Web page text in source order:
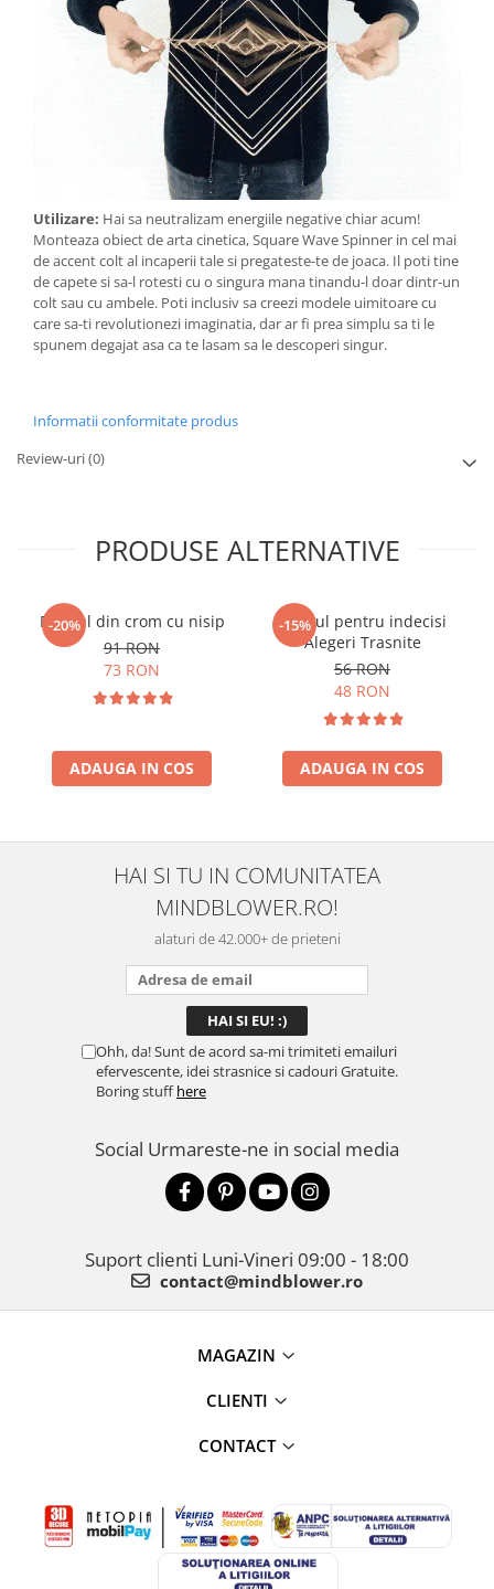
Utilizare: Hai sa neutralizam energiile negative chiar acum!
Monteaza obiect de arta cinetica, Square Wave Spinner in cel mai
de accent colt al incaperii tale si pregateste-te de joaca. Il poti tine
de capete si sa-l rotesti cu o singura mana tinandu-l doar dintr-un
colt sau cu ambele. Poti inclusiv sa creezi modele uimitoare cu
care sa-ti revolutionezi imaginatia, dar ar fi prea simplu sa ti le
spunem degajat asa ca te lasam sa le descoperi singur.
Informatii conformitate produs
Review-uri(0)
PRODUSE ALTERNATIVE
-20%
Pendul din crom cu nisip
91 RON
73 RON
ADAUGA IN COS
-15%
Pendul pentru indecisi
Alegeri Trasnite
56 RON
48 RON
ADAUGA IN COS
HAI SI TU IN COMUNITATEA
MINDBLOWER.RO!
alaturi de 42.000+ de prieteni
Ohh, da! Sunt de acord sa-mi trimiteti emailuri
efervescente, idei strasnice si cadouri Gratuite.
Boring stuffhere
Social Urmareste-ne in social media
Suport clienti Luni-Vineri 09:00 - 18:00
contact@mindblower.ro
MAGAZIN
CLIENTI
CONTACT